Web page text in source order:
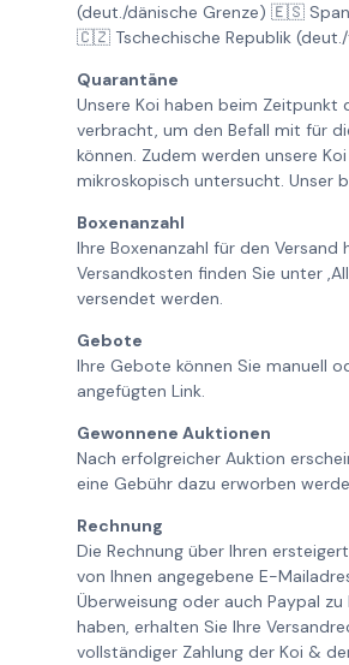
(deut./dänische Grenze) 🇪🇸
🇨🇿 Tschechische Republik
Quarantäne
Unsere Koi haben beim Zeitpunkt
verbracht, um den Befall mit für
können. Zudem werden unsere
mikroskopisch untersucht. Unser
Boxenanzahl
Ihre Boxenanzahl für den
Versandkosten finden Sie unter
versendet werden.
Gebote
Ihre Gebote können Sie manuell
angefügten Link.
Gewonnene Auktionen
Nach erfolgreicher Auktion
eine Gebühr dazu erworben
Rechnung
Die Rechnung über Ihren
von Ihnen angegebene E-
Überweisung oder auch Paypal
haben, erhalten Sie Ihre
vollständiger Zahlung der Koi &